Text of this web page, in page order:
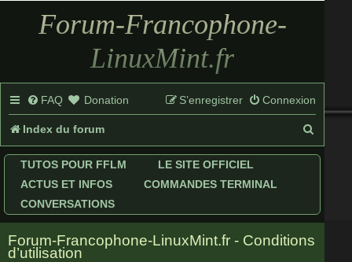
Forum-Francophone-
LinuxMint.fr
FAQ Donation Connexion
S’enregistrer
Index du forum
e
e
TUTOS POUR FFLM
LE SITE OFFICIEL
ACTUS ET INFOS
COMMANDES TERMINAL
CONVERSATIONS
Forum-Francophone-LinuxMint.fr - Conditions
d’utilisation